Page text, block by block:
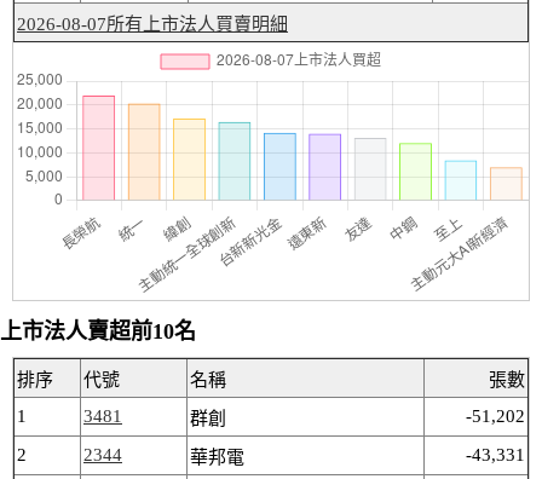
2026-08-07所有上市法人買賣明細
上市法人賣超前10名
排序 代號 名稱
張數
1
3481 群創
-51,202
2
2344 華邦電
-43,331